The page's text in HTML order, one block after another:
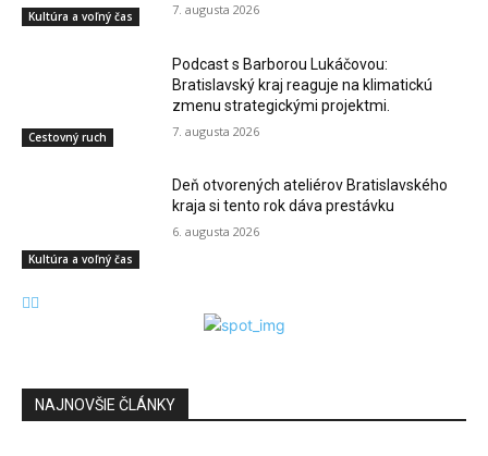
Kultúra a voľný čas 7. augusta 2026
Cestovný ruch
Podcast s Barborou Lukáčovou:
Bratislavský kraj reaguje na klimatickú
zmenu strategickými projektmi.
7. augusta 2026
Kultúra a voľný čas
Deň otvorených ateliérov Bratislavského
kraja si tento rok dáva prestávku
6. augusta 2026
NAJNOVŠIE ČLÁNKY